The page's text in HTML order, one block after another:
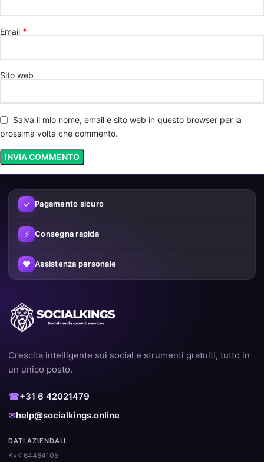
Email *
Sito web
Salva il mio nome, email e sito web in questo browser per la
prossima volta che commento.
✓ Pagamento sicuro
⚡ Consegna rapida
♥ Assistenza personale
Crescita intelligente sui social e strumenti gratuiti, tutto in
un unico posto.
☎+31 6 42021479
✉help@socialkings.online
DATI AZIENDALI
KvK 64464105